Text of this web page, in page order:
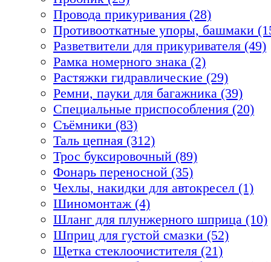
Провода прикуривания (28)
Противооткатные упоры, башмаки
Разветвители для прикуривателя (49)
Рамка номерного знака (2)
Растяжки гидравлические (29)
Ремни, пауки для багажника (39)
Специальные приспособления (20)
Съёмники (83)
Таль цепная (312)
Трос буксировочный (89)
Фонарь переносной (35)
Чехлы, накидки для автокресел (1)
Шиномонтаж (4)
Шланг для плунжерного шприца (10)
Шприц для густой смазки (52)
Щетка стеклоочистителя (21)